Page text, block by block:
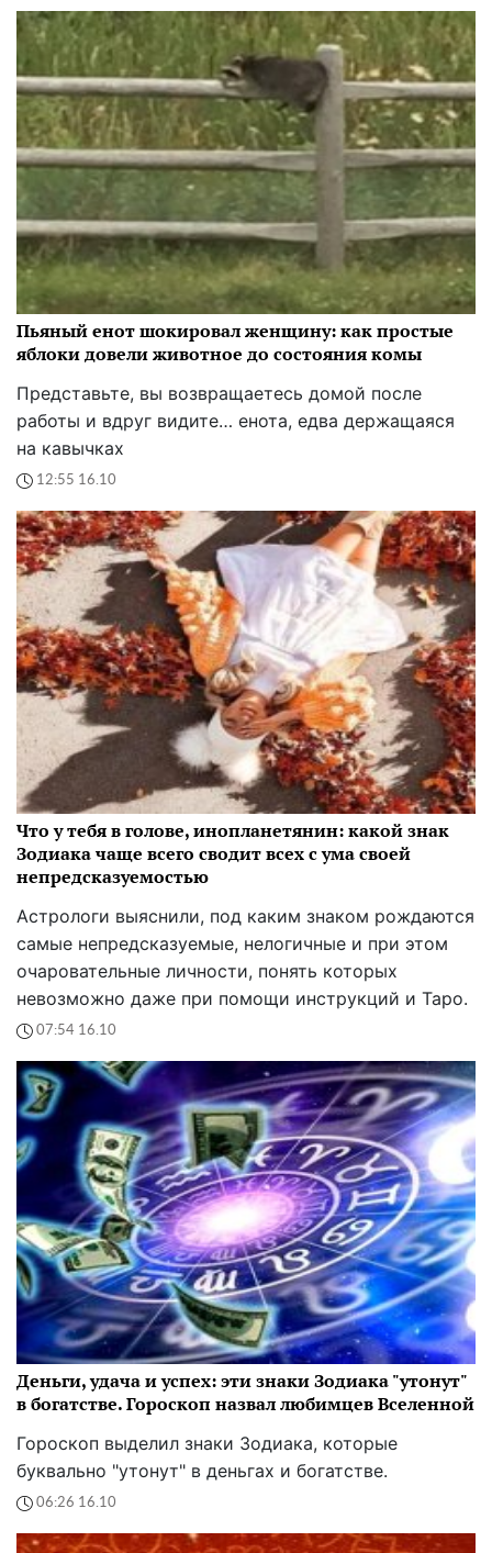
Пьяный енот шокировал женщину: как простые
яблоки довели животное до состояния комы
Представьте, вы возвращаетесь домой после
работы и вдруг видите… енота, едва держащаяся
на кавычках
12:55 16.10
Что у тебя в голове, инопланетянин: какой знак
Зодиака чаще всего сводит всех с ума своей
непредсказуемостью
Астрологи выяснили, под каким знаком рождаются
самые непредсказуемые, нелогичные и при этом
очаровательные личности, понять которых
невозможно даже при помощи инструкций и Таро.
07:54 16.10
Деньги, удача и успех: эти знаки Зодиака "утонут"
в богатстве. Гороскоп назвал любимцев Вселенной
Гороскоп выделил знаки Зодиака, которые
буквально "утонут" в деньгах и богатстве.
06:26 16.10